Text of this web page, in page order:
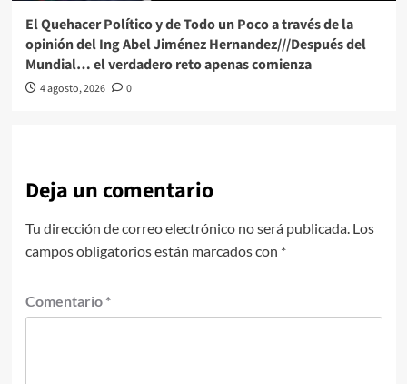
El Quehacer Político y de Todo un Poco a través de la
opinión del Ing Abel Jiménez Hernandez///Después del
Mundial… el verdadero reto apenas comienza
4 agosto, 2026 0
Deja un comentario
Tu dirección de correo electrónico no será publicada. Los
campos obligatorios están marcados con *
Comentario *